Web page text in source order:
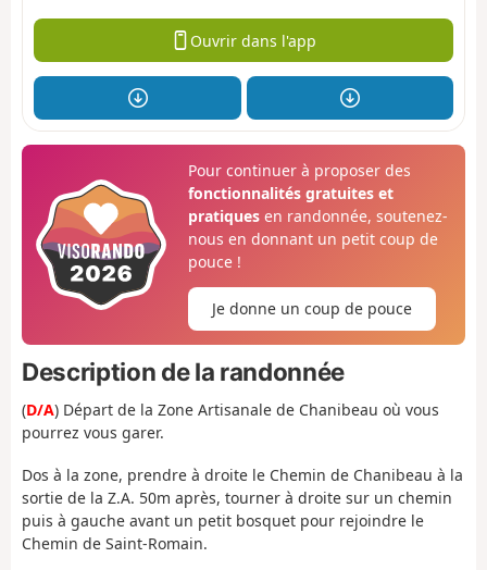
Ouvrir dans l'app
Pour continuer à proposer des
fonctionnalités gratuites et
pratiquesen randonnée, soutenez-
nous en donnant un petit coup de
pouce !
Je donne un coup de pouce
Description de la randonnée
(D/A) Départ de la Zone Artisanale de Chanibeau où vous
pourrez vous garer.
Dos à la zone, prendre à droite le Chemin de Chanibeau à la
sortie de la Z.A. 50m après, tourner à droite sur un chemin
puis à gauche avant un petit bosquet pour rejoindre le
Chemin de Saint-Romain.